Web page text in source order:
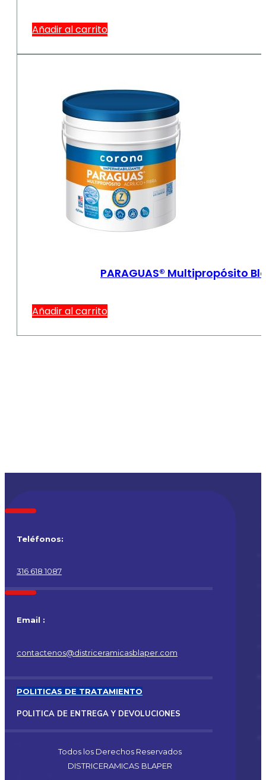
Añadir al carrito
PARAGUAS® Multipropósito
Añadir al carrito
Teléfonos:
316 618 1087
Email :
contactenos@districeramicasblaper.com
POLITICAS DE TRATAMIENTO
POLITICA DE ENTREGA Y DEVOLUCIONES
Todos los Derechos Reservados
DISTRICERAMICAS BLAPER